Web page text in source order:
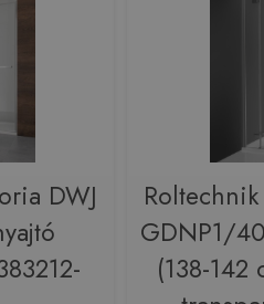
DWJ
GDNP1/
(138-